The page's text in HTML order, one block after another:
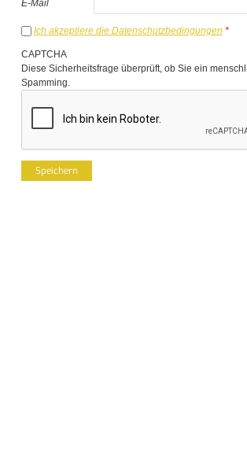
E-Mail
Ich akzeptiere die Datenschutzbedingungen *
CAPTCHA
Diese Sicherheitsfrage überprüft, ob Sie ein
Spamming.